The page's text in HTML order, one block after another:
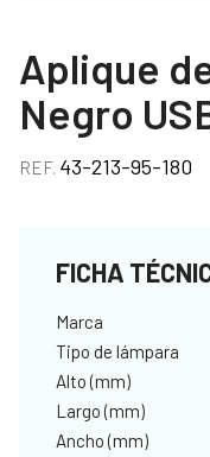
Aplique
Negro
REF. 43-213-95-180
FICHA
Marca
Tipo de lámpara
Alto (mm)
Largo (mm)
Ancho (mm)